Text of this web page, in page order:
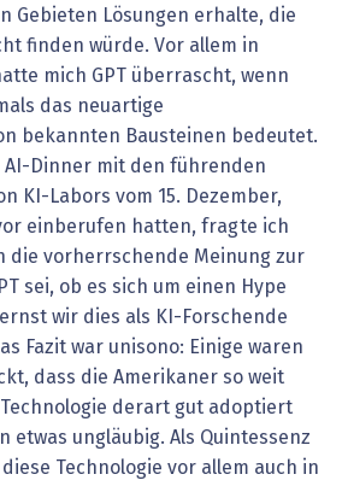
Gebieten Lösungen erhalte, die
finden würde. Vor allem in
mich GPT überrascht, wenn
das neuartige
bekannten Bausteinen bedeutet.
AI-Dinner mit den führenden
KI-Labors vom 15. Dezember,
einberufen hatten, fragte ich
die vorherrschende Meinung zur
sei, ob es sich um einen Hype
wir dies als KI-Forschende
Fazit war unisono: Einige waren
dass die Amerikaner so weit
derart gut adoptiert
etwas ungläubig. Als Quintessenz
Technologie vor allem auch in